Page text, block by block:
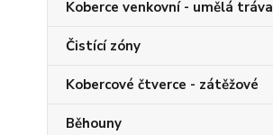
Koberce venkovní - umělá tráva
Čistící zóny
Kobercové čtverce - zátěžové
Běhouny